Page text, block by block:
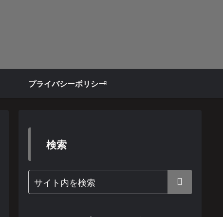
プライバシーポリシー
検索